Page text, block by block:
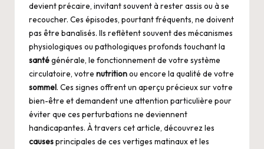
devient précaire, invitant souvent à rester assis ou à se
recoucher. Ces épisodes, pourtant fréquents, ne doivent
pas être banalisés. Ils reflètent souvent des mécanismes
physiologiques ou pathologiques profonds touchant la
santégénérale, le fonctionnement de votre système
circulatoire, votre nutritionou encore la qualité de votre
sommel. Ces signes offrent un aperçu précieux sur votre
bien-être et demandent une attention particulière pour
éviter que ces perturbations ne deviennent
handicapantes. À travers cet article, découvrez les
causesprincipales de ces vertiges matinaux et les